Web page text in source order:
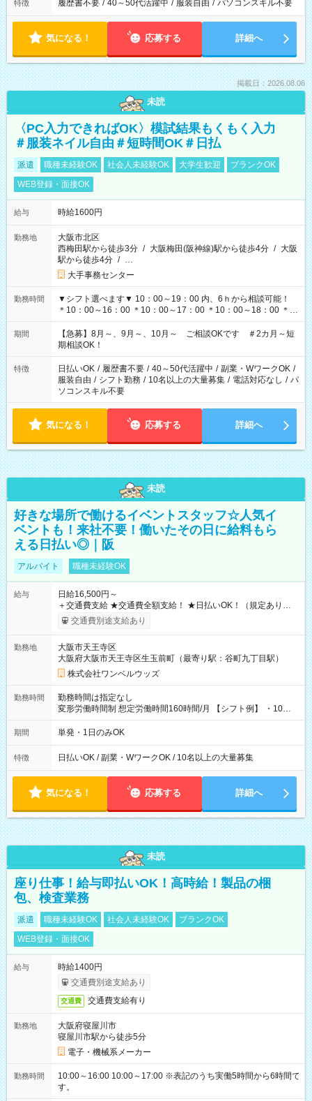
特徴 履歴書不要 / 40～50代活躍中 / 服装自由 / パソコンスキル不要
気になる！ 応募する 詳細へ
掲載日：2026.08.06
未読
〈PC入力できればOK〉模試結果もくもく入力
＃服装ネイル自由＃短時間OK＃日払
派遣 職種未経験OK 社会人未経験OK 大学生歓迎
ブランクOK
WEB登録・面接OK
給与 時給1600円
勤務地
大阪市北区
西梅田駅から徒歩3分 / 大阪梅田(阪神線)駅から徒歩4分 / 大阪
駅から徒歩4分 / …
大手事務センター
勤務時間
▼シフト選べます▼ 10：00～19：00 内、6ｈから相談可能！
＊10：00～16：00 ＊10：00～17：00 ＊10：00～18：00 ＊
11：00～19：00 ＊12：00～19：00 ＊13：00～19：00
期間
【急募】8月～、9月～、10月～ ご相談OKです ＃2カ月～短
期相談OK！
特徴 日払いOK / 履歴書不要 / 40～50代活躍中 / 副業・WワークOK /
服装自由 / シフト勤務 / 10名以上の大量募集 / 電話対応なし / パ
ソコンスキル不要
気になる！ 応募する 詳細へ
未読
好きな場所で働けるイベントスタッフ☆人気イ
ベントも！来社不要！働いたその日に給料もら
える日払い◎｜阪
アルバイト 職種未経験OK
給与
日給16,500円～
＋交通費支給 ★交通費全額支給！ ★日払いOK！（規定あり） ┗
働いたその日に現金GET♪ お仕事後はコンビニATMから 日払
交通費別途支給あり
勤務地
大阪市天王寺区
大阪府大阪市天王寺区生玉前町（最寄り駅：谷町九丁目駅）
株式会社ワンベルウッズ
勤務時間
勤務時間は指定なし
変形労働時間制 想定労働時間160時間/月 【シフト例】 ・10：
00～20：00
期間 単発・1日のみOK
特徴 日払いOK / 副業・WワークOK / 10名以上の大量募集
気になる！ 応募する 詳細へ
未読
座り仕事！給与即払いOK！高時給！製品の梱
包、検査業務
派遣 職種未経験OK 社会人未経験OK
ブランクOK
WEB登録・面接OK
給与
時給1400円
交通費別途支給あり
交通費 交通費支給有り
勤務地
大阪府寝屋川市
寝屋川市駅から徒歩5分
電子・機械系メーカー
勤務時間
10:00～16:00 10:00～17:00 ※表記のうち実働5時間から6時間で
す。